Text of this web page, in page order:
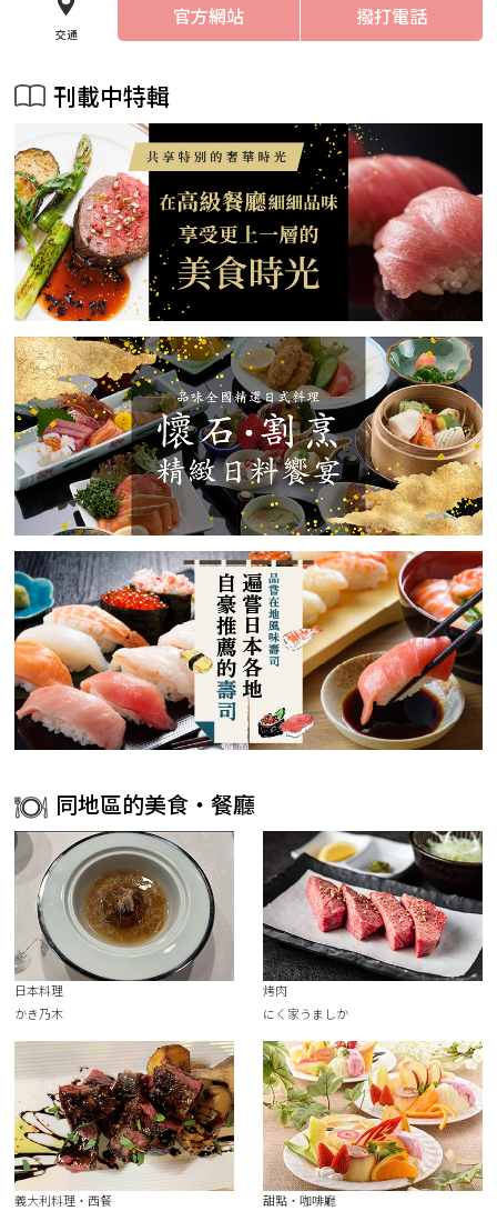
交通
官方網站 撥打電話
刊載中特輯
同地區的美食・餐廳
日本料理
かき乃木
烤肉
にく家うましか
義大利料理・西餐
甜點・咖啡廳